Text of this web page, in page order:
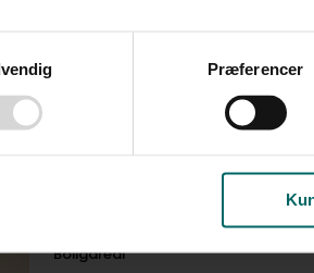
på ”OK” giver du samtykke til alle
dit samtykke ved at følge linket til vores
Præferencer
Boligareal